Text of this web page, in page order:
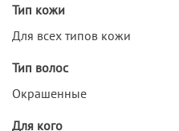
Тип кожи
Для всех типов кожи
Тип волос
Окрашенные
Для кого